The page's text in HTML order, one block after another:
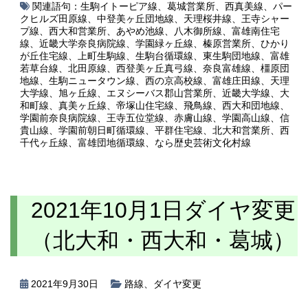
関連語句： 生駒イトーピア線、 葛城営業所、 西真美線、 パー
クヒルズ田原線、 中登美ヶ丘団地線、 天理桜井線、 王寺シャー
プ線、 西大和営業所、 あやめ池線、 八木御所線、 富雄南住宅
線、 近畿大学奈良病院線、 学園緑ヶ丘線、 榛原営業所、 ひかり
が丘住宅線、 上町生駒線、 生駒台循環線、 東生駒団地線、 富雄
若草台線、 北田原線、 西登美ヶ丘真弓線、 奈良富雄線、 橿原団
地線、 生駒ニュータウン線、 西の京高校線、 富雄庄田線、 天理
大学線、 旭ヶ丘線、 エヌシーバス郡山営業所、 近畿大学線、 大
和町線、 真美ヶ丘線、 帝塚山住宅線、 飛鳥線、 西大和団地線、
学園前奈良病院線、 王寺五位堂線、 赤膚山線、 学園高山線、 信
貴山線、 学園前朝日町循環線、 平群住宅線、 北大和営業所、 西
千代ヶ丘線、 富雄団地循環線、 なら歴史芸術文化村線
2021年10月1日ダイヤ変更
（北大和・西大和・葛城）
2021年9月30日 路線 ダイヤ変更